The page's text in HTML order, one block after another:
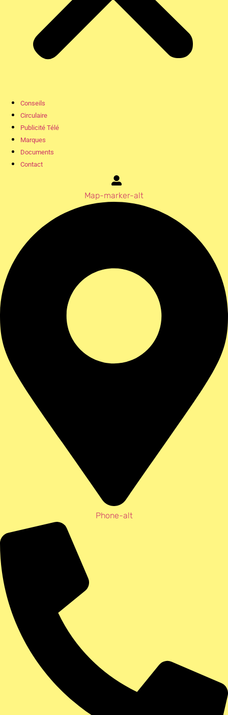
Conseils
Circulaire
Publicité Télé
Marques
Documents
Contact
Map-marker-alt
Phone-alt